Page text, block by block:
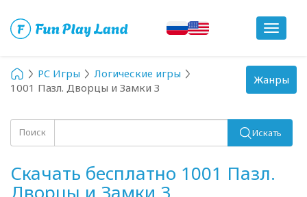
Toggle
PC Игры
Логические игры
1001 Пазл. Дворцы и Замки 3
Поиск Искать
Скачать бесплатно 1001 Пазл.
Toggle
navigation
Жанры